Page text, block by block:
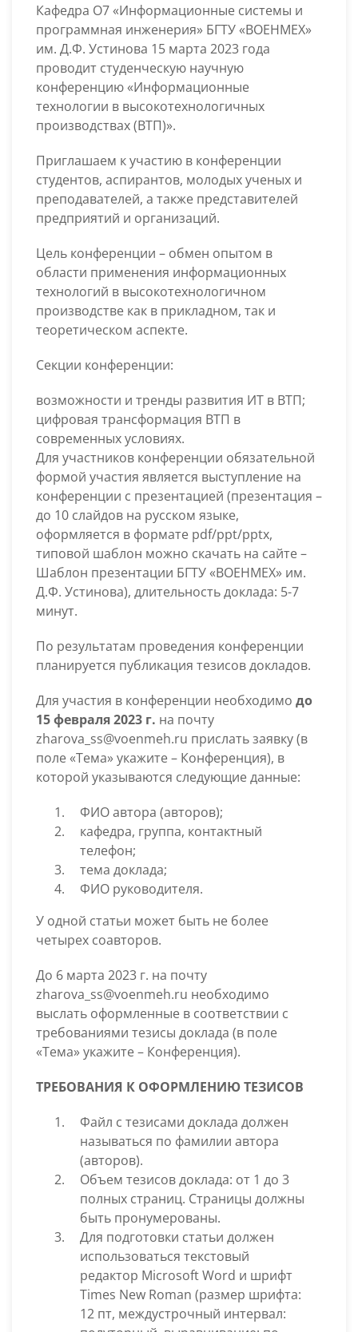
высокотехнологичных
производствах
(ВТП)»
Кафедра О7 «Информационные системы и
программная инженерия» БГТУ «ВОЕНМЕХ»
им. Д.Ф. Устинова 15 марта 2023 года
проводит студенческую научную
конференцию «Информационные
технологии в высокотехнологичных
производствах (ВТП)».
Приглашаем к участию в конференции
студентов, аспирантов, молодых ученых и
преподавателей, а также представителей
предприятий и организаций.
Цель конференции – обмен опытом в
области применения информационных
технологий в высокотехнологичном
производстве как в прикладном, так и
теоретическом аспекте.
Секции конференции:
возможности и тренды развития ИТ в ВТП;
цифровая трансформация ВТП в
современных условиях.
Для участников конференции обязательной
формой участия является выступление на
конференции с презентацией (презентация –
до 10 слайдов на русском языке,
оформляется в формате pdf/ppt/pptx,
типовой шаблон можно скачать на сайте –
Шаблон презентации БГТУ «ВОЕНМЕХ» им.
Д.Ф. Устинова), длительность доклада: 5-7
минут.
По результатам проведения конференции
планируется публикация тезисов докладов.
Для участия в конференции необходимо до
15 февраля 2023 г. на почту
zharova_ss@voenmeh.ru прислать заявку (в
поле «Тема» укажите – Конференция), в
которой указываются следующие данные:
ФИО автора (авторов);
кафедра, группа, контактный
телефон;
тема доклада;
ФИО руководителя.
У одной статьи может быть не более
четырех соавторов.
До 6 марта 2023 г. на почту
zharova_ss@voenmeh.ru необходимо
выслать оформленные в соответствии с
требованиями тезисы доклада (в поле
«Тема» укажите – Конференция).
ТРЕБОВАНИЯ К ОФОРМЛЕНИЮ ТЕЗИСОВ
Файл с тезисами доклада должен
называться по фамилии автора
(авторов).
Объем тезисов доклада: от 1 до 3
полных страниц. Страницы должны
быть пронумерованы.
Для подготовки статьи должен
использоваться текстовый
редактор Microsoft Word и шрифт
Times New Roman (размер шрифта:
12 пт, междустрочный интервал: